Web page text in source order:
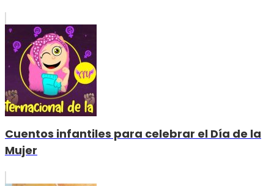
Cuentos infantiles para celebrar el Día de la
Mujer